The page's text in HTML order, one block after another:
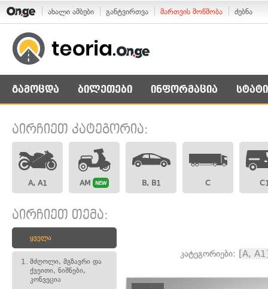
ახალი ამბები განტვირთვა მართვის მოწმობა ძებნა
გამოცდა ბილეთები ინფორმაცია
აირჩიეთ კატეგორია:
A, A1 AM NEW B, B1 C
აირჩიეთ თემა:
ყველა
1. მძღოლი, მგზავრი და
ქვეითი, ნიშნები,
კონვეცია
კატეგორიები: [A,